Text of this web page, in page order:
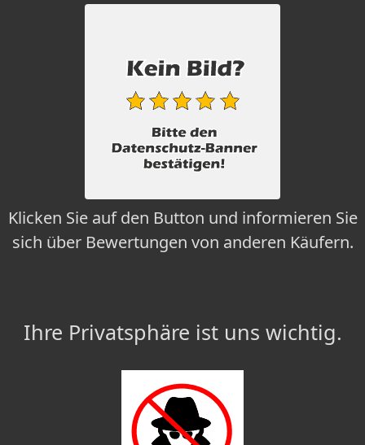
Klicken Sie auf den Button und informieren Sie
sich über Bewertungen von anderen Käufern.
Ihre Privatsphäre ist uns wichtig.